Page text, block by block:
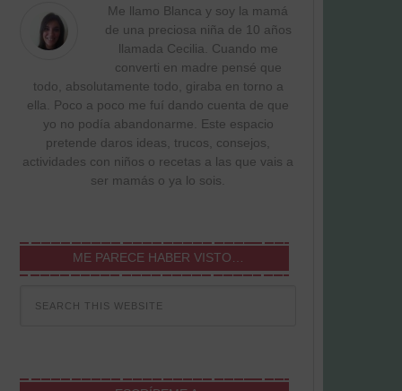
Me llamo Blanca y soy la mamá
de una preciosa niña de 10 años
llamada Cecilia. Cuando me
converti en madre pensé que
todo, absolutamente todo, giraba en torno a
ella. Poco a poco me fuí dando cuenta de que
yo no podía abandonarme. Este espacio
pretende daros ideas, trucos, consejos,
actividades con niños o recetas a las que vais a
ser mamás o ya lo sois.
ME PARECE HABER VISTO…